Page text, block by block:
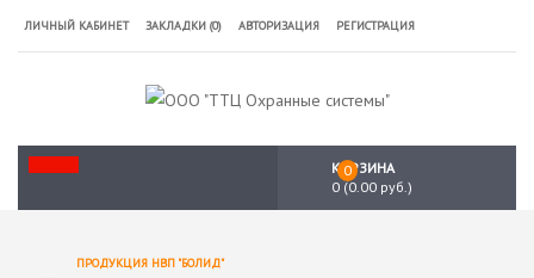
ЛИЧНЫЙ КАБИНЕТ ЗАКЛАДКИ (0) АВТОРИЗАЦИЯ РЕГИСТРАЦИЯ
КОРЗИНА
0
0 (0.00 руб.)
ПРОДУКЦИЯ НВП "БОЛИД"